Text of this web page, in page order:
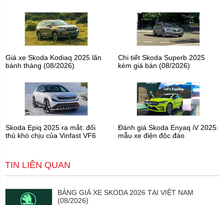
Giá xe Skoda Kodiaq 2025 lăn
bánh tháng (08/2026)
Chi tiết Skoda Superb 2025
kèm giá bán (08/2026)
Skoda Epiq 2025 ra mắt: đối
thủ khó chịu của Vinfast VF6
Đánh giá Skoda Enyaq iV 2025:
mẫu xe điện độc đáo
TIN LIÊN QUAN
BẢNG GIÁ XE SKODA 2026 TẠI VIỆT NAM
(08/2026)